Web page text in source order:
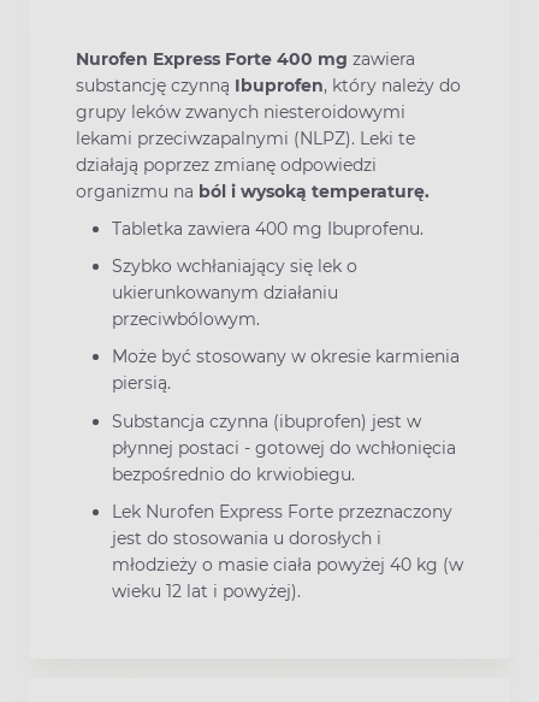
Nurofen Express Forte 400 mg zawiera
substancję czynną Ibuprofen, który należy do
grupy leków zwanych niesteroidowymi
lekami przeciwzapalnymi (NLPZ). Leki te
działają poprzez zmianę odpowiedzi
organizmu na ból i wysoką temperaturę.
Tabletka zawiera 400 mg Ibuprofenu.
Szybko wchłaniający się lek o
ukierunkowanym działaniu
przeciwbólowym.
Może być stosowany w okresie karmienia
piersią.
Substancja czynna (ibuprofen) jest w
płynnej postaci - gotowej do wchłonięcia
bezpośrednio do krwiobiegu.
Lek Nurofen Express Forte przeznaczony
jest do stosowania u dorosłych i
młodzieży o masie ciała powyżej 40 kg (w
wieku 12 lat i powyżej).